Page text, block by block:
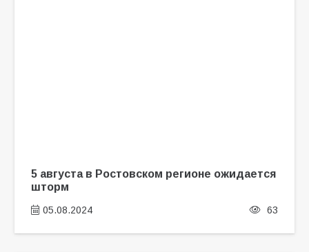
5 августа в Ростовском регионе ожидается
шторм
05.08.2024 63